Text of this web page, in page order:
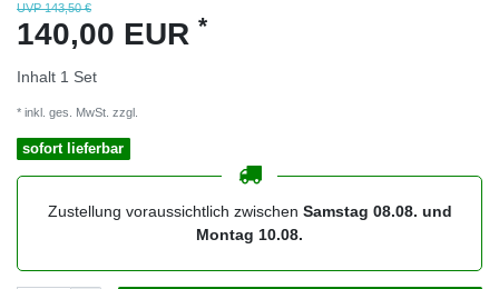
UVP 143,50 €
140,00 EUR *
Inhalt 1 Set
* inkl. ges. MwSt. zzgl.
sofort lieferbar
Zustellung voraussichtlich zwischen Samstag 08.08. und
Montag 10.08.